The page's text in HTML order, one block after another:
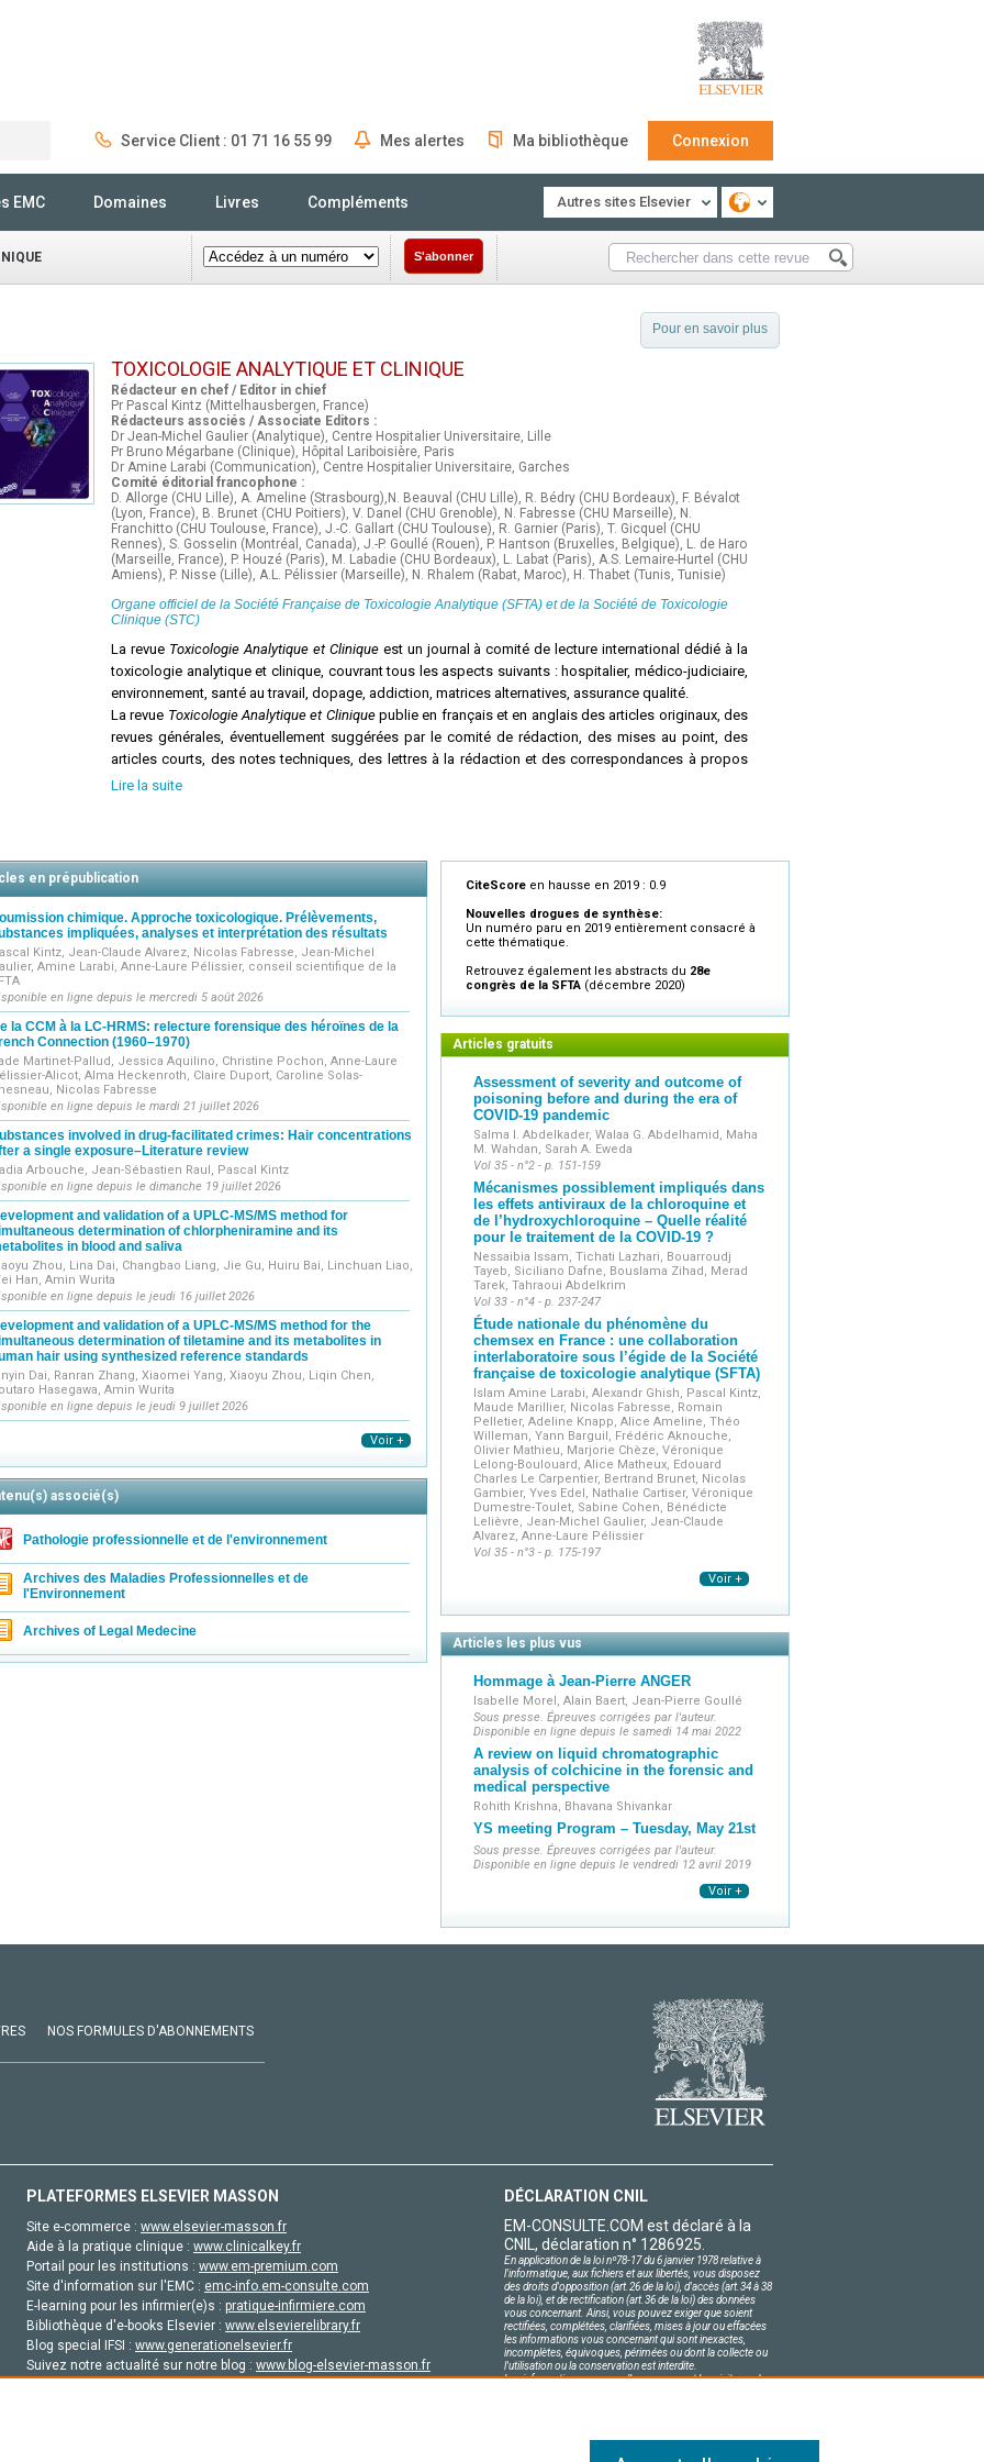
Service Client : 01 71 16 55 99 Mes alertes Ma bibliothèque Connexion
EMC Domaines Livres Compléments Autres sites Elsevier
S'abonner
Pour en savoir plus
TOXICOLOGIE ANALYTIQUE ET CLINIQUE
Rédacteur en chef / Editor in chief
Pr Pascal Kintz (Mittelhausbergen, France)
Rédacteurs associés / Associate Editors :
Dr Jean-Michel Gaulier (Analytique), Centre Hospitalier Universitaire, Lille
Pr Bruno Mégarbane (Clinique), Hôpital Lariboisière, Paris
Dr Amine Larabi (Communication), Centre Hospitalier Universitaire, Garches
Comité éditorial francophone :
D. Allorge (CHU Lille), A. Ameline (Strasbourg),N. Beauval (CHU Lille), R. Bédry (CHU Bordeaux), F. Bévalot
(Lyon, France), B. Brunet (CHU Poitiers), V. Danel (CHU Grenoble), N. Fabresse (CHU Marseille), N.
Franchitto (CHU Toulouse, France), J.-C. Gallart (CHU Toulouse), R. Garnier (Paris), T. Gicquel (CHU
Rennes), S. Gosselin (Montréal, Canada), J.-P. Goullé (Rouen), P. Hantson (Bruxelles, Belgique), L. de Haro
(Marseille, France), P. Houzé (Paris), M. Labadie (CHU Bordeaux), L. Labat (Paris), A.S. Lemaire-Hurtel (CHU
Amiens), P. Nisse (Lille), A.L. Pélissier (Marseille), N. Rhalem (Rabat, Maroc), H. Thabet (Tunis, Tunisie)
Organe officiel de la Société Française de Toxicologie Analytique (SFTA) et de la Société de Toxicologie
Clinique (STC)
La revue Toxicologie Analytique et Clinique est un journal à comité de lecture international dédié à la
toxicologie analytique et clinique, couvrant tous les aspects suivants : hospitalier, médico-judiciaire,
environnement, santé au travail, dopage, addiction, matrices alternatives, assurance qualité.
La revue Toxicologie Analytique et Cliniquepublie en français et en anglais des articles originaux, des
revues générales, éventuellement suggérées par le comité de rédaction, des mises au point, des
articles courts, des notes techniques, des lettres à la rédaction et des correspondances à propos
d'articles publiés dans la revue, des éditoriaux sur des sujets d'actualité, des critiques d'ouvrages
l'actualité.
Lire la suite
en prépublication
chimique. Approche toxicologique. Prélèvements,
impliquées, analyses et interprétation des résultats
Kintz, Jean-Claude Alvarez, Nicolas Fabresse, Jean-Michel
Amine Larabi, Anne-Laure Pélissier, conseil scientifique de la
en ligne depuis le mercredi 5 août 2026
la CCM à la LC-HRMS: relecture forensique des héroïnes de la
Connection (1960–1970)
Martinet-Pallud, Jessica Aquilino, Christine Pochon, Anne-Laure
Alicot, Alma Heckenroth, Claire Duport, Caroline Solas-
Nicolas Fabresse
en ligne depuis le mardi 21 juillet 2026
involved in drug-facilitated crimes: Hair concentrations
a single exposure–Literature review
Arbouche, Jean-Sébastien Raul, Pascal Kintz
en ligne depuis le dimanche 19 juillet 2026
and validation of a UPLC-MS/MS method for
determination of chlorpheniramine and its
in blood and saliva
Zhou, Lina Dai, Changbao Liang, Jie Gu, Huiru Bai, Linchuan Liao,
Han, Amin Wurita
en ligne depuis le jeudi 16 juillet 2026
and validation of a UPLC-MS/MS method for the
determination of tiletamine and its metabolites in
hair using synthesized reference standards
Dai, Ranran Zhang, Xiaomei Yang, Xiaoyu Zhou, Liqin Chen,
Hasegawa, Amin Wurita
en ligne depuis le jeudi 9 juillet 2026
Voir +
associé(s)
Pathologie professionnelle et de l'environnement
Archives des Maladies Professionnelles et de
l'Environnement
Archives of Legal Medecine
CiteScore en hausse en 2019 : 0.9
Nouvelles drogues de synthèse:
Un numéro paru en 2019 entièrement consacré à
cette thématique.
Retrouvez également les abstracts du 28e
congrès de la SFTA (décembre 2020)
Articles gratuits
Assessment of severity and outcome of
poisoning before and during the era of
COVID-19 pandemic
Salma I. Abdelkader, Walaa G. Abdelhamid, Maha
M. Wahdan, Sarah A. Eweda
Vol 35 - n°2 - p. 151-159
Mécanismes possiblement impliqués dans
les effets antiviraux de la chloroquine et
de l’hydroxychloroquine – Quelle réalité
pour le traitement de la COVID-19 ?
Nessaibia Issam, Tichati Lazhari, Bouarroudj
Tayeb, Siciliano Dafne, Bouslama Zihad, Merad
Tarek, Tahraoui Abdelkrim
Vol 33 - n°4 - p. 237-247
Étude nationale du phénomène du
chemsex en France : une collaboration
interlaboratoire sous l’égide de la Société
française de toxicologie analytique (SFTA)
Islam Amine Larabi, Alexandr Ghish, Pascal Kintz,
Maude Marillier, Nicolas Fabresse, Romain
Pelletier, Adeline Knapp, Alice Ameline, Théo
Willeman, Yann Barguil, Frédéric Aknouche,
Olivier Mathieu, Marjorie Chèze, Véronique
Lelong-Boulouard, Alice Matheux, Edouard
Charles Le Carpentier, Bertrand Brunet, Nicolas
Gambier, Yves Edel, Nathalie Cartiser, Véronique
Dumestre-Toulet, Sabine Cohen, Bénédicte
Lelièvre, Jean-Michel Gaulier, Jean-Claude
Alvarez, Anne-Laure Pélissier
Vol 35 - n°3 - p. 175-197
Voir +
Articles les plus vus
Hommage à Jean-Pierre ANGER
Isabelle Morel, Alain Baert, Jean-Pierre Goullé
Sous presse. Épreuves corrigées par l'auteur.
Disponible en ligne depuis le samedi 14 mai 2022
A review on liquid chromatographic
analysis of colchicine in the forensic and
medical perspective
Rohith Krishna, Bhavana Shivankar
YS meeting Program – Tuesday, May 21st
Sous presse. Épreuves corrigées par l'auteur.
Disponible en ligne depuis le vendredi 12 avril 2019
Voir +
NOS FORMULES D'ABONNEMENTS
PLATEFORMES ELSEVIER MASSON
Site e-commerce : www.elsevier-masson.fr
Aide à la pratique clinique : www.clinicalkey.fr
Portail pour les institutions : www.em-premium.com
Site d'information sur l'EMC : emc-info.em-consulte.com
E-learning pour les infirmier(e)s : pratique-infirmiere.com
Bibliothèque d'e-books Elsevier : www.elsevierelibrary.fr
Blog special IFSI : www.generationelsevier.fr
Suivez notre actualité sur notre blog : www.blog-elsevier-masson.fr
DÉCLARATION CNIL
EM-CONSULTE.COM est déclaré à la
CNIL, déclaration n° 1286925.
En application de la loi nº78-17 du 6 janvier 1978 relative à
l'informatique, aux fichiers et aux libertés, vous disposez
des droits d'opposition (art.26 de la loi), d'accès (art.34 à 38
de la loi), et de rectification (art.36 de la loi) des données
vous concernant. Ainsi, vous pouvez exiger que soient
rectifiées, complétées, clarifiées, mises à jour ou effacées
les informations vous concernant qui sont inexactes,
incomplètes, équivoques, périmées ou dont la collecte ou
l'utilisation ou la conservation est interdite.
Les informations personnelles concernant les visiteurs de